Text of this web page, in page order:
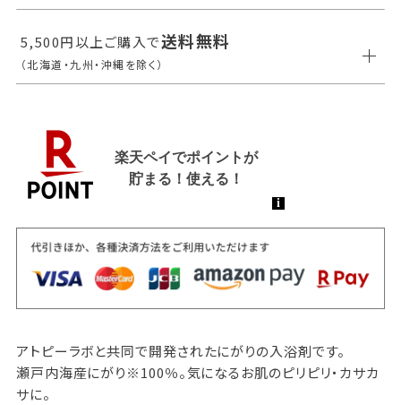
5,500円以上ご購入で送料無料
（北海道・九州・沖縄を除く）
アトピーラボと共同で開発されたにがりの入浴剤です。
瀬戸内海産にがり※100％。気になるお肌のピリピリ・カサカ
サに。